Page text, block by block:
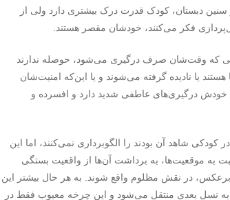
دبستان، کودک قدرت درک بیشتری دارد ولی از
فکر می‌کنند، خودشان مقصر هستند.
که وقت‌شان صرف درگیری می‌شود، حوصله ندارند
یا نادیده گرفته می‌شوند و یا این‌که امنیت‌شان
خودش درگیری‌های عاطفی شدید دارد و افسرده و
کودکی شاهد آن بودند را الگوبرداری نمی‌کنند، اما این
به موقعیت‌ها، به برداشت آن‌ها از واقعیت بستگی
برعکس، در نقش مظلوم واقع شوند. به هر حال بیشتر این
به نسل بعدی منتقل می‌شود و این چرخه معیوب فقط در